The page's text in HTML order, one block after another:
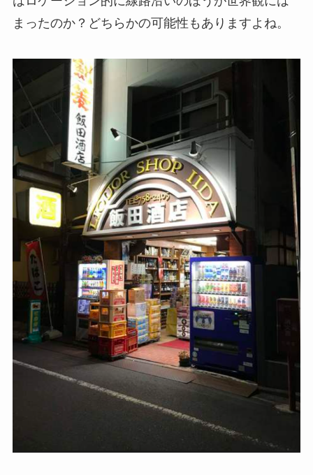
まったのか？どちらかの可能性もありますよね。